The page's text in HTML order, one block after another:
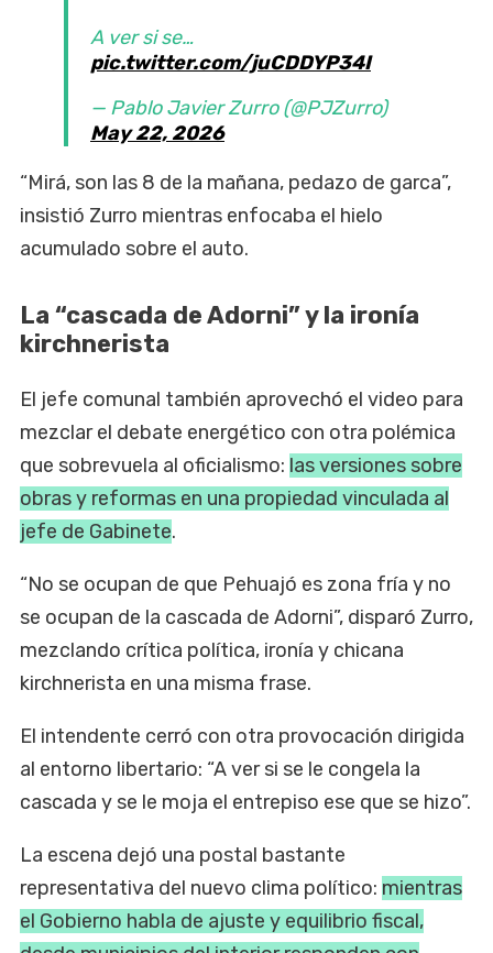
A ver si se…
pic.twitter.com/juCDDYP34I
— Pablo Javier Zurro (@PJZurro)
May 22, 2026
“Mirá, son las 8 de la mañana, pedazo de garca”,
insistió Zurro mientras enfocaba el hielo
acumulado sobre el auto.
La “cascada de Adorni” y la ironía
kirchnerista
El jefe comunal también aprovechó el video para
mezclar el debate energético con otra polémica
que sobrevuela al oficialismo: las versiones sobre
obras y reformas en una propiedad vinculada al
jefe de Gabinete.
“No se ocupan de que Pehuajó es zona fría y no
se ocupan de la cascada de Adorni”, disparó Zurro,
mezclando crítica política, ironía y chicana
kirchnerista en una misma frase.
El intendente cerró con otra provocación dirigida
al entorno libertario: “A ver si se le congela la
cascada y se le moja el entrepiso ese que se hizo”.
La escena dejó una postal bastante
representativa del nuevo clima político: mientras
el Gobierno habla de ajuste y equilibrio fiscal,